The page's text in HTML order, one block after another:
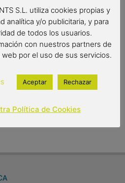
S.L. utiliza cookies propias y
analítica y/o publicitaria, y para
de todos los usuarios.
con nuestros partners de
por el uso de sus servicios.
Aceptar Rechazar
Política de Cookies